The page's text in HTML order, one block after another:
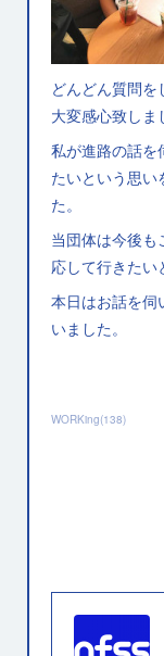
どんどん質問
大変感心致しま
私が進路の話を
たいという思い
た。
当団体は今後
応して行きたい
本日はお話を伺
いました。
WORKing(138)